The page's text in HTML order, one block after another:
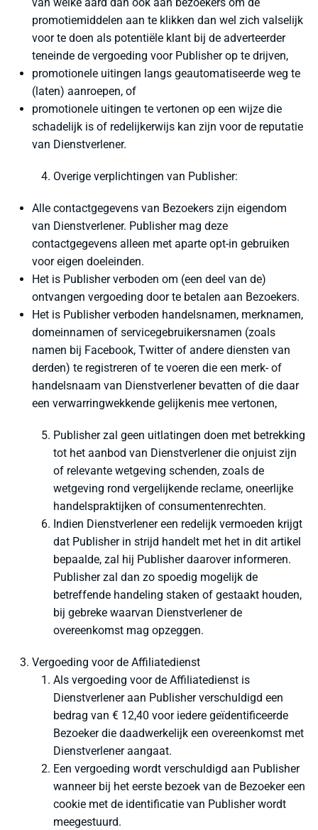
van welke aard dan ook aan bezoekers om de
promotiemiddelen aan te klikken dan wel zich valselijk
voor te doen als potentiële klant bij de adverteerder
teneinde de vergoeding voor Publisher op te drijven,
promotionele uitingen langs geautomatiseerde weg te
(laten) aanroepen, of
promotionele uitingen te vertonen op een wijze die
schadelijk is of redelijkerwijs kan zijn voor de reputatie
van Dienstverlener.
Overige verplichtingen van Publisher:
Alle contactgegevens van Bezoekers zijn eigendom
van Dienstverlener. Publisher mag deze
contactgegevens alleen met aparte opt-in gebruiken
voor eigen doeleinden.
Het is Publisher verboden om (een deel van de)
ontvangen vergoeding door te betalen aan Bezoekers.
Het is Publisher verboden handelsnamen, merknamen,
domeinnamen of servicegebruikersnamen (zoals
namen bij Facebook, Twitter of andere diensten van
derden) te registreren of te voeren die een merk- of
handelsnaam van Dienstverlener bevatten of die daar
een verwarringwekkende gelijkenis mee vertonen,
Publisher zal geen uitlatingen doen met betrekking
tot het aanbod van Dienstverlener die onjuist zijn
of relevante wetgeving schenden, zoals de
wetgeving rond vergelijkende reclame, oneerlijke
handelspraktijken of consumentenrechten.
Indien Dienstverlener een redelijk vermoeden krijgt
dat Publisher in strijd handelt met het in dit artikel
bepaalde, zal hij Publisher daarover informeren.
Publisher zal dan zo spoedig mogelijk de
betreffende handeling staken of gestaakt houden,
bij gebreke waarvan Dienstverlener de
overeenkomst mag opzeggen.
Vergoeding voor de Affiliatedienst
Als vergoeding voor de Affiliatedienst is
Dienstverlener aan Publisher verschuldigd een
bedrag van € 12,40 voor iedere geïdentificeerde
Bezoeker die daadwerkelijk een overeenkomst met
Dienstverlener aangaat.
Een vergoeding wordt verschuldigd aan Publisher
wanneer bij het eerste bezoek van de Bezoeker een
cookie met de identificatie van Publisher wordt
meegestuurd.